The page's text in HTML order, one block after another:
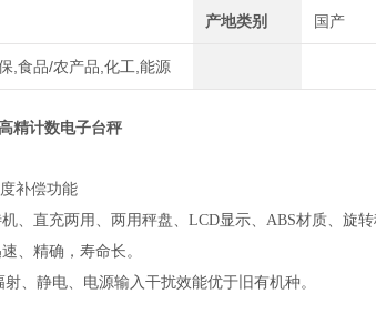
产地类别 国产
,食品/农产品,化工,能源
精计数电子台秤
补偿功能
、直充两用、两用秤盘、 LCD显示、ABS材质、旋
、精确，寿命长。
、静电、电源输入干扰效能优于旧有机种。